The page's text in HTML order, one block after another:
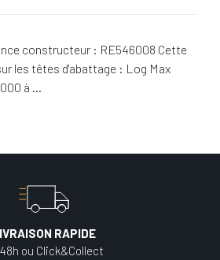
constructeur : RE546008 Cette
les têtes d'abattage : Log Max
à …
RAPIDE
ou Click&Collect